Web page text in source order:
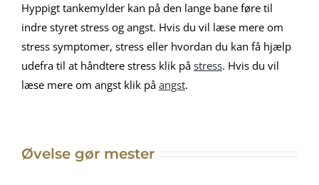
Hyppigt tankemylder kan på den lange bane føre til
indre styret stress og angst. Hvis du vil læse mere om
stress symptomer, stress eller hvordan du kan få hjælp
udefra til at håndtere stress klik på stress. Hvis du vil
læse mere om angst klik på angst.
Øvelse gør mester